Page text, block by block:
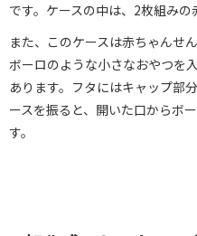
です。ケースの中は、2枚組みの
また、このケースは赤ちゃんせ
ボーロのような小さなおやつを
あります。フタにはキャップ部
ースを振ると、開いた口からボ
す。